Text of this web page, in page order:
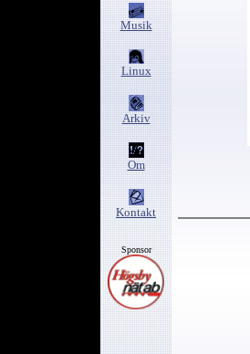
Musik
Linux
Arkiv
Om
Kontakt
Sponsor